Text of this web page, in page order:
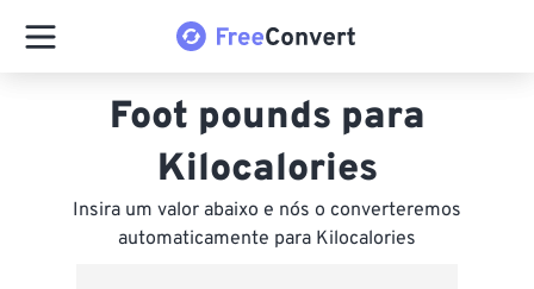
Foot pounds para
Kilocalories
Insira um valor abaixo e nós o converteremos
automaticamente para Kilocalories